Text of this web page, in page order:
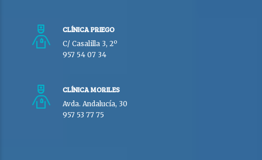
CLÍNICA PRIEGO
C/ Casalilla 3, 2º
957 54 07 34
CLÍNICA MORILES
Avda. Andalucía, 30
957 53 77 75